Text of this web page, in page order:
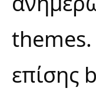
themes.
επίσης